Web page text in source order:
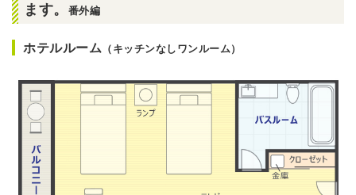
ます。
番外編
ホテルルーム （キッチンなしワンルーム）